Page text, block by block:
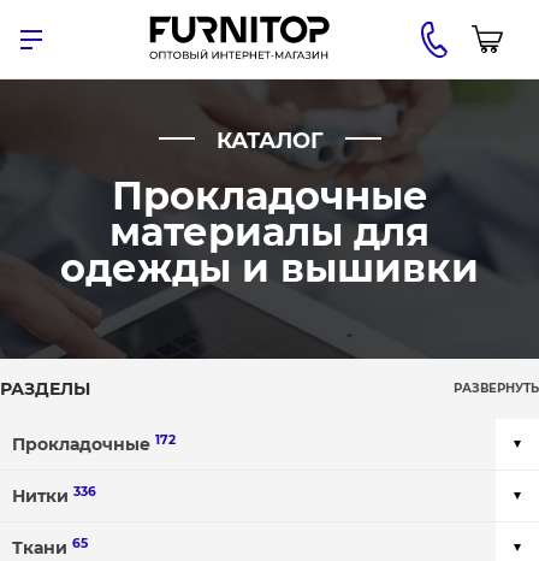
КАТАЛОГ
Прокладочные
материалы для
одежды и вышивки
РАЗДЕЛЫ РАЗВЕРНУТЬ
Прокладочные 172
Нитки 336
Ткани 65